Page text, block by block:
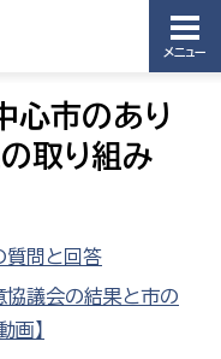
メニュー
心市のあり
取り組み
質問と回答
協議会の結果と市の
画】